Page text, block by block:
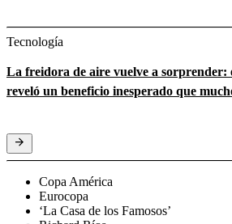
Tecnología
La freidora de aire vuelve a sorprender:
reveló un beneficio inesperado que
Copa América
Eurocopa
‘La Casa de los Famosos’